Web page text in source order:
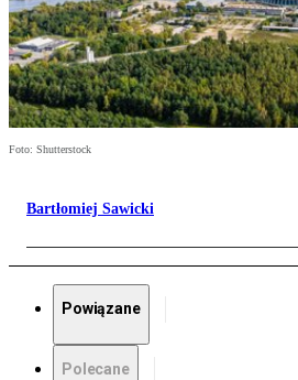
Foto: Shutterstock
Bartłomiej Sawicki
Powiązane
Polecane